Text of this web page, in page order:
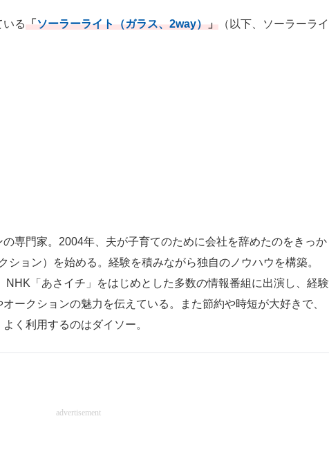
る「ソーラーライト（ガラス、2way）」 （以下、ソーラーライ
専門家。2004年、夫が子育てのために会社を辞めたのをきっか
ション）を始める。経験を積みながら独自のノウハウを構築。
NHK「あさイチ」をはじめとした多数の情報番組に出演し、経験
ークションの魅力を伝えている。また節約や時短が大好きで、
く利用するのはダイソー。
advertisement